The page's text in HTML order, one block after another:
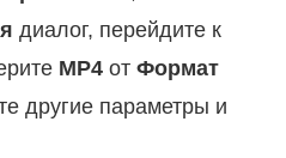
диалог, перейдите к
MP4 от Формат
другие параметры и